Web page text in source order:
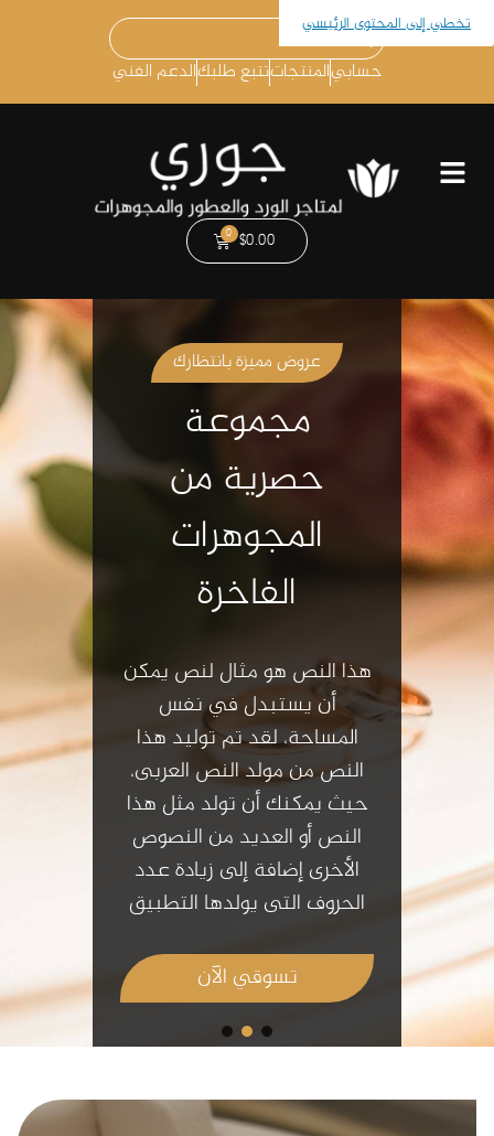
تخطي إلى المحتوى الرئيسي
حسابيالمنتجاتتتبع طلبكالدعم الفني
$0.00
مجوهرات مميزة وفريدة
تصاميم راقية
ومنوعة تناسب
كافة الأذواق
أن يستبدل في نفس
المساحة، لقد تم توليد هذا
النص من مولد النص العربى،
حيث يمكنك أن تولد مثل هذا
النص أو العديد من النصوص
الأخرى إضافة إلى زيادة عدد
الحروف التى يولدها التطبيق
تسوقي الآن